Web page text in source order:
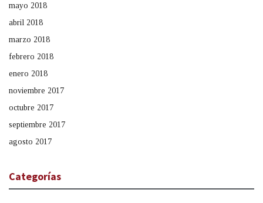
mayo 2018
abril 2018
marzo 2018
febrero 2018
enero 2018
noviembre 2017
octubre 2017
septiembre 2017
agosto 2017
Categorías